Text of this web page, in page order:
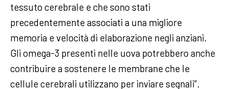
tessuto cerebrale e che sono stati
precedentemente associati a una migliore
memoria e velocità di elaborazione negli anziani.
Gli omega-3 presenti nelle uova potrebbero anche
contribuire a sostenere le membrane che le
cellule cerebrali utilizzano per inviare segnali”.